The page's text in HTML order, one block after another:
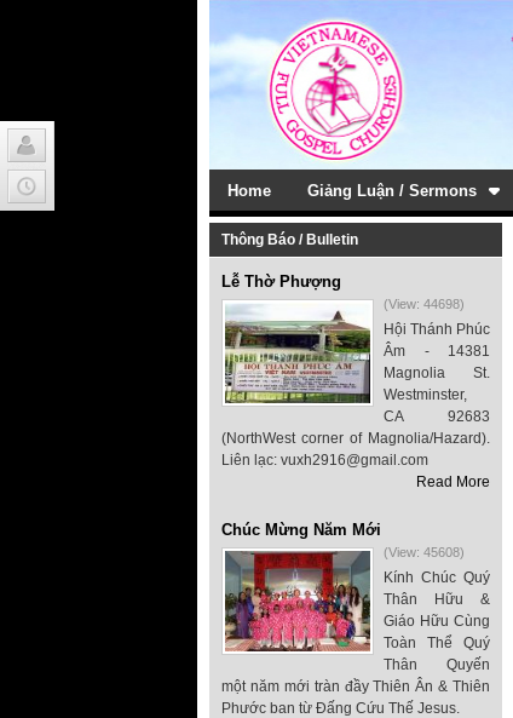
Home Giảng Luận / Sermons
Thông Báo / Bulletin
Lễ Thờ Phượng
(View: 44698)
Hội Thánh Phúc
Âm - 14381
Magnolia St.
Westminster,
CA 92683
(NorthWest corner of Magnolia/Hazard).
Liên lạc: vuxh2916@gmail.com
Read More
Chúc Mừng Năm Mới
(View: 45608)
Kính Chúc Quý
Thân Hữu &
Giáo Hữu Cùng
Toàn Thể Quý
Thân Quyến
một năm mới tràn đầy Thiên Ân & Thiên
Phước ban từ Đấng Cứu Thế Jesus.